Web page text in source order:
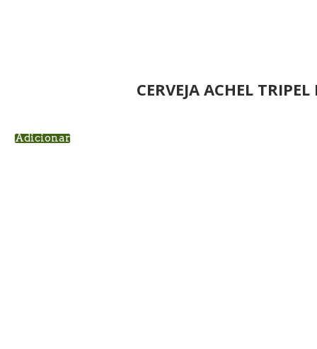
CERVEJA ACHEL
Adicionar